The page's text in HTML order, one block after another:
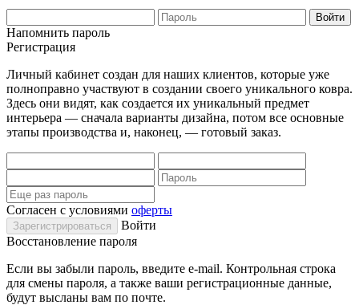
Напомнить пароль
Регистрация
Личный кабинет создан для наших клиентов, которые уже
полноправно участвуют в создании своего уникального ковра.
Здесь они видят, как создается их уникальный предмет
интерьера — сначала варианты дизайна, потом все основные
этапы производства и, наконец, — готовый заказ.
Согласен с условиями оферты
Войти
Восстановление пароля
Если вы забыли пароль, введите e-mail. Контрольная строка
для смены пароля, а также ваши регистрационные данные,
будут высланы вам по почте.